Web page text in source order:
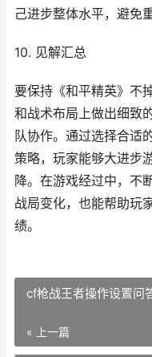
己进步整体水平，避免
10. 见解汇总
要保持《和平精英》不
和战术布局上做出细致
队协作。通过选择合适
策略，玩家能够大进步
降。在游戏经过中，不
战局变化，也能帮助玩
绩。
cf枪战王者操作设置问
« 上一篇